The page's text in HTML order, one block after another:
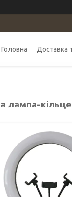
Головна Доставка
лампа-